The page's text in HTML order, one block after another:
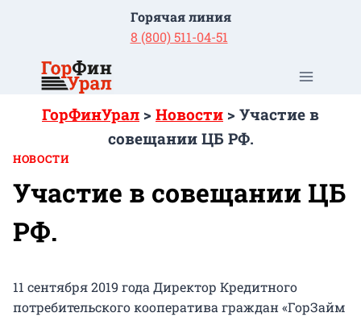
содержимому
Горячая линия
8 (800) 511-04-51
ГорФинУрал > Новости > Участие в
совещании ЦБ РФ.
НОВОСТИ
Участие в совещании ЦБ
РФ.
11 сентября 2019 года Директор Кредитного
потребительского кооператива граждан «ГорЗайм